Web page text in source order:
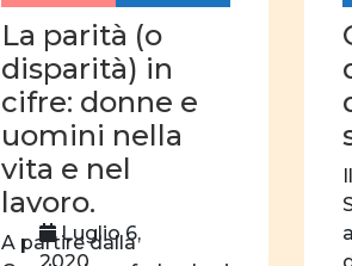
linguaggio
associazioni
autrici
edizioni
Formazione
webinar
identità di genere
Centro professionale
La parità (o
disparità) in
cifre: donne e
uomini nella
vita e nel
lavoro.
A partire dalla
Luglio 6,
2020